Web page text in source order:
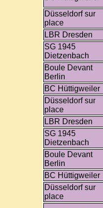
Düsseldorf sur
place
LBR Dresden
SG 1945
Dietzenbach
Boule Devant
Berlin
BC Hüttigweiler
Düsseldorf sur
place
LBR Dresden
SG 1945
Dietzenbach
Boule Devant
Berlin
BC Hüttigweiler
Düsseldorf sur
place